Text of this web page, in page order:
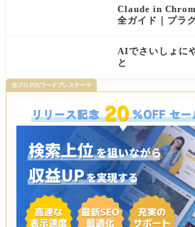
Claude in
全ガイド｜プラ
AIでさいしょに
と
当ブログのワードプレステーマ